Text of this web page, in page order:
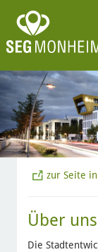
zur Seite
Über uns
Die